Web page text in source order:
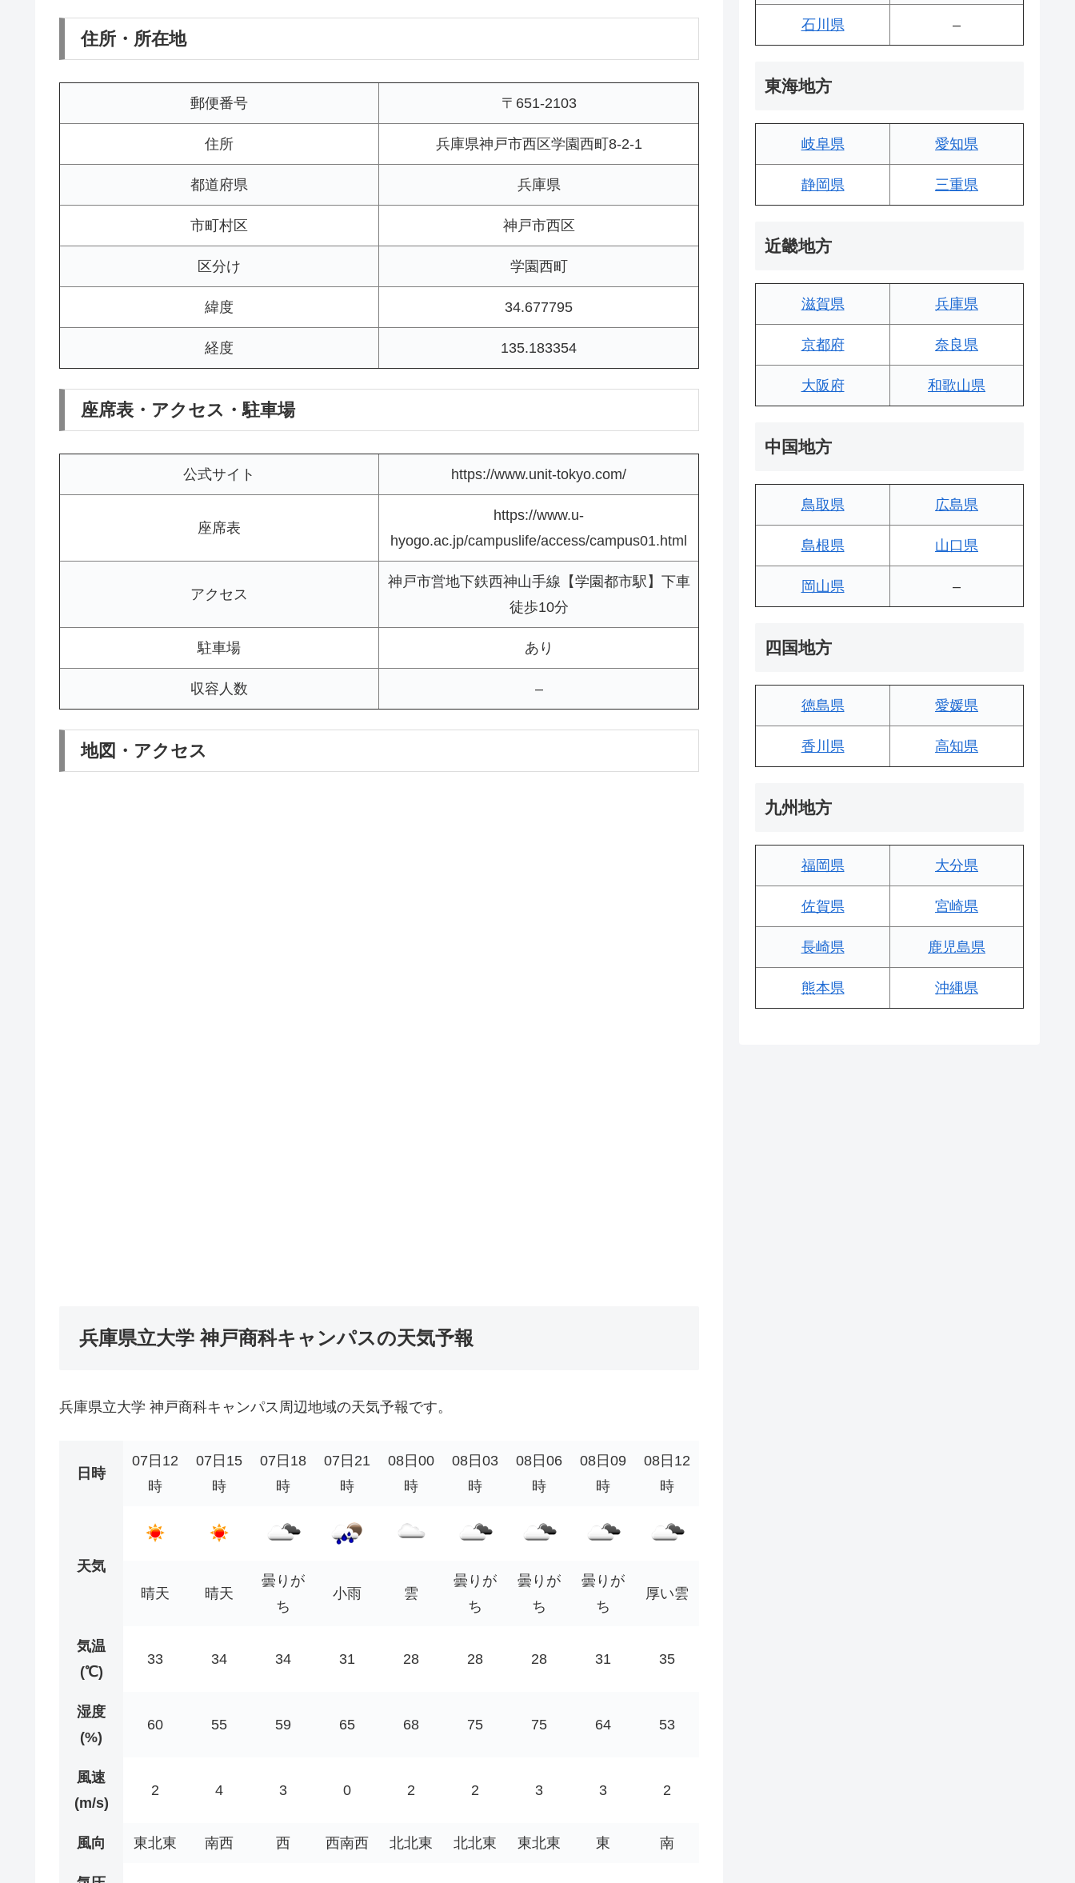
住所・所在地
郵便番号 〒651-2103
住所 兵庫県神戸市西区学園西町8-2-1
都道府県 兵庫県
市町村区 神戸市西区
区分け 学園西町
緯度 34.677795
経度 135.183354
座席表・アクセス・駐車場
公式サイト https://www.unit-tokyo.com/
座席表
https://www.u-
hyogo.ac.jp/campuslife/access/campus01.html
アクセス
神戸市営地下鉄西神山手線【学園都市駅】下車
徒歩10分
駐車場 あり
収容人数 –
地図・アクセス
兵庫県立大学 神戸商科キャンパスの天気予報
兵庫県立大学 神戸商科キャンパス周辺地域の天気予報です。
日時
07日12
時
07日15
時
07日18
時
07日21
時
08日00
時
08日03
時
08日06
時
08日09
時
08日12
時
天気
晴天
晴天
曇りが
ち
小雨 雲
曇りが
ち
曇りが
ち
曇りが
ち
厚い雲
気温
(℃)
33 34 34 31 28 28 28 31 35
湿度
(%)
60 55 59 65 68 75 75 64 53
風速
(m/s)
2 4 3 0 2 2 3 3 2
風向 東北東 南西 西 西南西 北北東 北北東 東北東 東 南
石川県 –
東海地方
岐阜県 愛知県
静岡県 三重県
近畿地方
滋賀県 兵庫県
京都府 奈良県
大阪府 和歌山県
中国地方
鳥取県 広島県
島根県 山口県
岡山県 –
四国地方
徳島県 愛媛県
香川県 高知県
九州地方
福岡県 大分県
佐賀県 宮崎県
長崎県 鹿児島県
熊本県 沖縄県